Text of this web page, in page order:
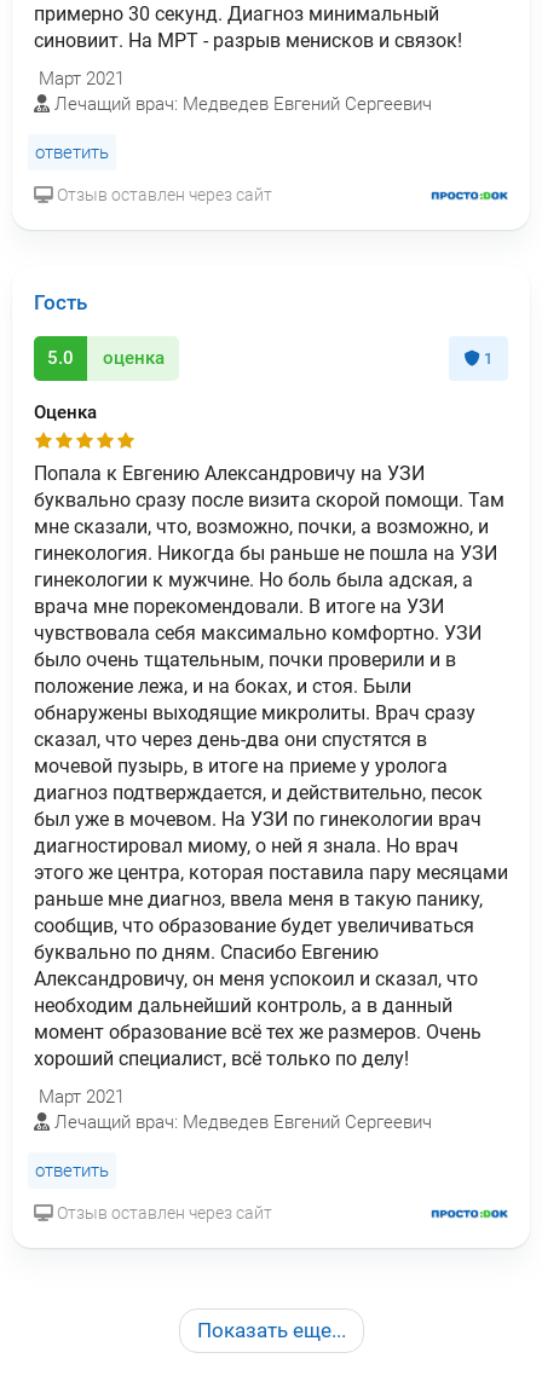
примерно 30 секунд. Диагноз минимальный
синовиит. На МРТ - разрыв менисков и связок!
Март 2021
Лечащий врач: Медведев Евгений Сергеевич
ответить
Отзыв оставлен через сайт
Гость
5.0 оценка 1
Оценка
Попала к Евгению Александровичу на УЗИ
буквально сразу после визита скорой помощи. Там
мне сказали, что, возможно, почки, а возможно, и
гинекология. Никогда бы раньше не пошла на УЗИ
гинекологии к мужчине. Но боль была адская, а
врача мне порекомендовали. В итоге на УЗИ
чувствовала себя максимально комфортно. УЗИ
было очень тщательным, почки проверили и в
положение лежа, и на боках, и стоя. Были
обнаружены выходящие микролиты. Врач сразу
сказал, что через день-два они спустятся в
мочевой пузырь, в итоге на приеме у уролога
диагноз подтверждается, и действительно, песок
был уже в мочевом. На УЗИ по гинекологии врач
диагностировал миому, о ней я знала. Но врач
этого же центра, которая поставила пару месяцами
раньше мне диагноз, ввела меня в такую панику,
сообщив, что образование будет увеличиваться
буквально по дням. Спасибо Евгению
Александровичу, он меня успокоил и сказал, что
необходим дальнейший контроль, а в данный
момент образование всё тех же размеров. Очень
хороший специалист, всё только по делу!
Март 2021
Лечащий врач: Медведев Евгений Сергеевич
ответить
Отзыв оставлен через сайт
Показать еще...